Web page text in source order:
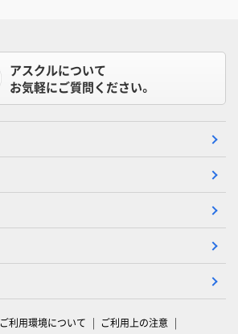
アスクルについて
お気軽にご質問ください。
ご利用環境について ご利用上の注意